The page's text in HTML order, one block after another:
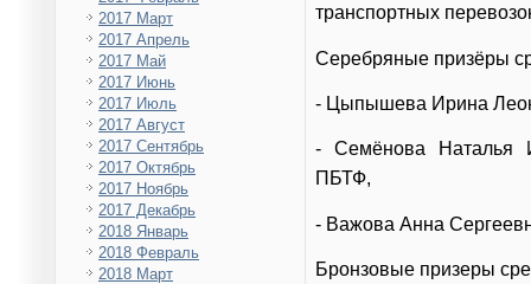
2017 Март
2017 Апрель
2017 Май
2017 Июнь
2017 Июль
2017 Август
2017 Сентябрь
2017 Октябрь
2017 Ноябрь
2017 Декабрь
2018 Январь
2018 Февраль
2018 Март
транспортных
Серебряные призёры
- Цыпышева Ирина
- Семёнова Наталья
ПБТФ,
- Важова Анна
Бронзовые призеры